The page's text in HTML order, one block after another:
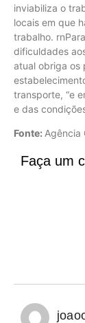
inviabiliza o
locais em que
trabalho.
dificuldades
atual obriga os
transporte, “e
e das
Fonte: Agência
Faça um